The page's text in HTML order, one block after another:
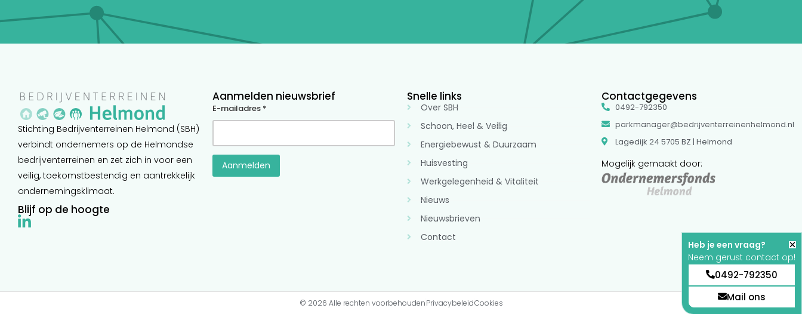
Stichting Bedrijventerreinen Helmond (SBH)
verbindt ondernemers op de Helmondse
bedrijventerreinen en zet zich in voor een
veilig, toekomstbestendig en aantrekkelijk
ondernemingsklimaat.
Blijf op de hoogte
Aanmelden nieuwsbrief
E-mailadres *
Snelle links
Over SBH
Schoon, Heel & Veilig
Energiebewust & Duurzaam
Huisvesting
Werkgelegenheid & Vitaliteit
Nieuws
Nieuwsbrieven
Contact
Contactgegevens
0492-792350
parkmanager@bedrijventerreinenhelmond.nl
Lagedijk 24 5705 BZ | Helmond
Mogelijk gemaakt door:
© 2026 Alle rechten voorbehoudenPrivacybeleidCookies
Heb je een vraag?
Neem gerust contact op!
0492-792350
Mail ons